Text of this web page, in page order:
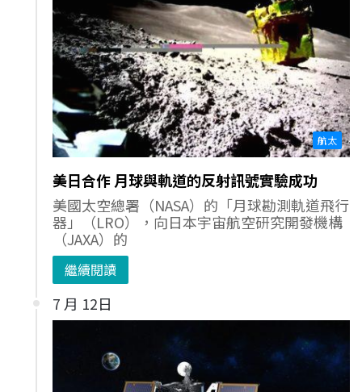
航太
美日合作 月球與軌道的反射訊號實驗成功
美國太空總署（NASA）的「月球勘測軌道飛行
器」（LRO），向日本宇宙航空研究開發機構
（JAXA）的
繼續閱讀
7 月 12日